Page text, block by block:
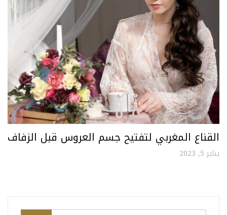
القناع المغربي لتفتيح جسم العروس قبل الزفاف
يناير 5, 2023